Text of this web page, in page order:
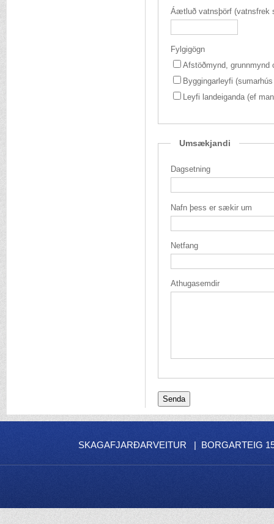
Fylgigögn
Afstöðmynd, grunnmynd
Byggingarleyfi
Leyfi landeiganda (ef
Umsækjandi
Dagsetning
Nafn þess er sækir um
Netfang
Athugasemdir
SKAGAFJARÐARVEITUR | BORGARTEIG